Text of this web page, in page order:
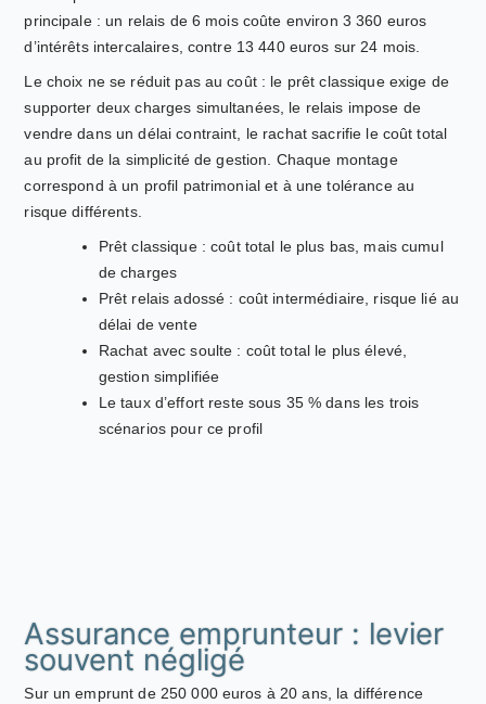
principale : un relais de 6 mois coûte environ 3 360 euros
d’intérêts intercalaires, contre 13 440 euros sur 24 mois.
Le choix ne se réduit pas au coût : le prêt classique exige de
supporter deux charges simultanées, le relais impose de
vendre dans un délai contraint, le rachat sacrifie le coût total
au profit de la simplicité de gestion. Chaque montage
correspond à un profil patrimonial et à une tolérance au
risque différents.
Prêt classique : coût total le plus bas, mais cumul
de charges
Prêt relais adossé : coût intermédiaire, risque lié au
délai de vente
Rachat avec soulte : coût total le plus élevé,
gestion simplifiée
Le taux d’effort reste sous 35 % dans les trois
scénarios pour ce profil
Assurance emprunteur : levier
souvent négligé
Sur un emprunt de 250 000 euros à 20 ans, la différence